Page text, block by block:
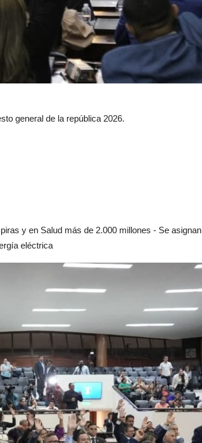
general de la república 2026.
y en Salud más de 2.000 millones - Se asignan
eléctrica